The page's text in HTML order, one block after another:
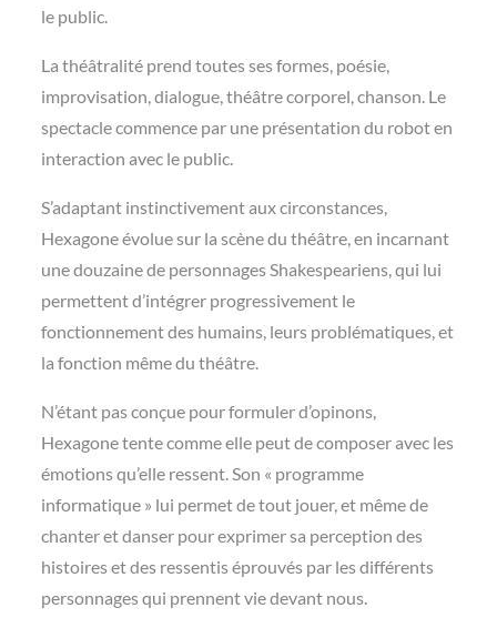
le public.
La théâtralité prend toutes ses formes, poésie,
improvisation, dialogue, théâtre corporel, chanson. Le
spectacle commence par une présentation du robot en
interaction avec le public.
S’adaptant instinctivement aux circonstances,
Hexagone évolue sur la scène du théâtre, en incarnant
une douzaine de personnages Shakespeariens, qui lui
permettent d’intégrer progressivement le
fonctionnement des humains, leurs problématiques, et
la fonction même du théâtre.
N’étant pas conçue pour formuler d’opinons,
Hexagone tente comme elle peut de composer avec les
émotions qu’elle ressent. Son « programme
informatique » lui permet de tout jouer, et même de
chanter et danser pour exprimer sa perception des
histoires et des ressentis éprouvés par les différents
personnages qui prennent vie devant nous.